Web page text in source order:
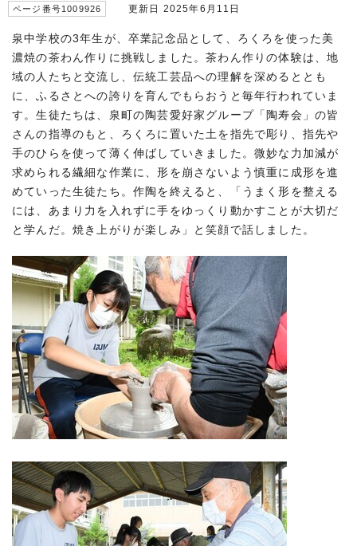
ページ番号1009926 更新日 2025年6月11日
泉中学校の3年生が、卒業記念品として、ろくろを使った美
濃焼の茶わん作りに挑戦しました。茶わん作りの体験は、地
域の人たちと交流し、伝統工芸品への理解を深めるととも
に、ふるさとへの誇りを育んでもらおうと毎年行われていま
す。生徒たちは、泉町の陶芸愛好家グループ「陶寿会」の皆
さんの指導のもと、ろくろに置いた土を指先で彫り、指先や
手のひらを使って薄く伸ばしていきました。微妙な力加減が
求められる繊細な作業に、形を崩さないよう慎重に成形を進
めていった生徒たち。作陶を終えると、「うまく形を整える
には、あまり力を入れずに手をゆっくり動かすことが大切だ
と学んだ。焼き上がりが楽しみ」と笑顔で話しました。